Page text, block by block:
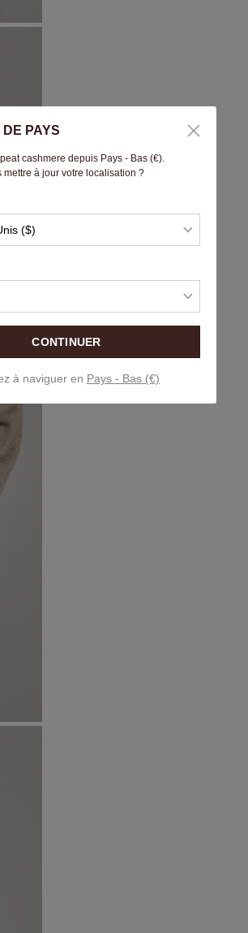
PAYS
cashmere depuis Pays - Bas (€).
mettre à jour votre localisation ?
($)
CONTINUER
à naviguer en Pays - Bas (€)